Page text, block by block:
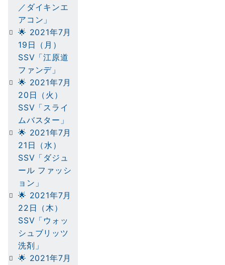
／ダイキンエ
アコン」
🌟 2021年7月
19日（月）
SSV「江原道
ファンデ」
🌟 2021年7月
20日（火）
SSV「スライ
ムバスター」
🌟 2021年7月
21日（水）
SSV「ダジュ
ール ファッシ
ョン」
🌟 2021年7月
22日（木）
SSV「ウォッ
シュブリッツ
洗剤」
🌟 2021年7月